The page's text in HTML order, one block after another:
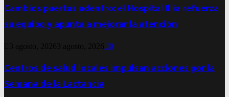
Cambios puertas adentro: el Hospital Illia refuerza
su equipo y apunta a mejorar la atención
3 agosto, 2026 3 agosto, 2026 0
Centros de salud locales impulsan acciones por la
Semana de la Lactancia